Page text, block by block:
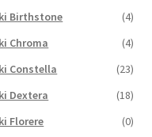
Birthstone
(4)
Chroma
(4)
Constella
(23)
Dextera
(18)
Florere
(0)